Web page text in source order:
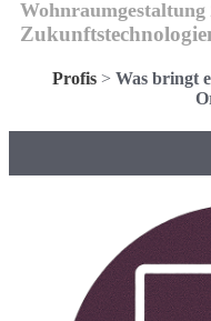
Wohnraumgestaltung
Profis> Was bringt